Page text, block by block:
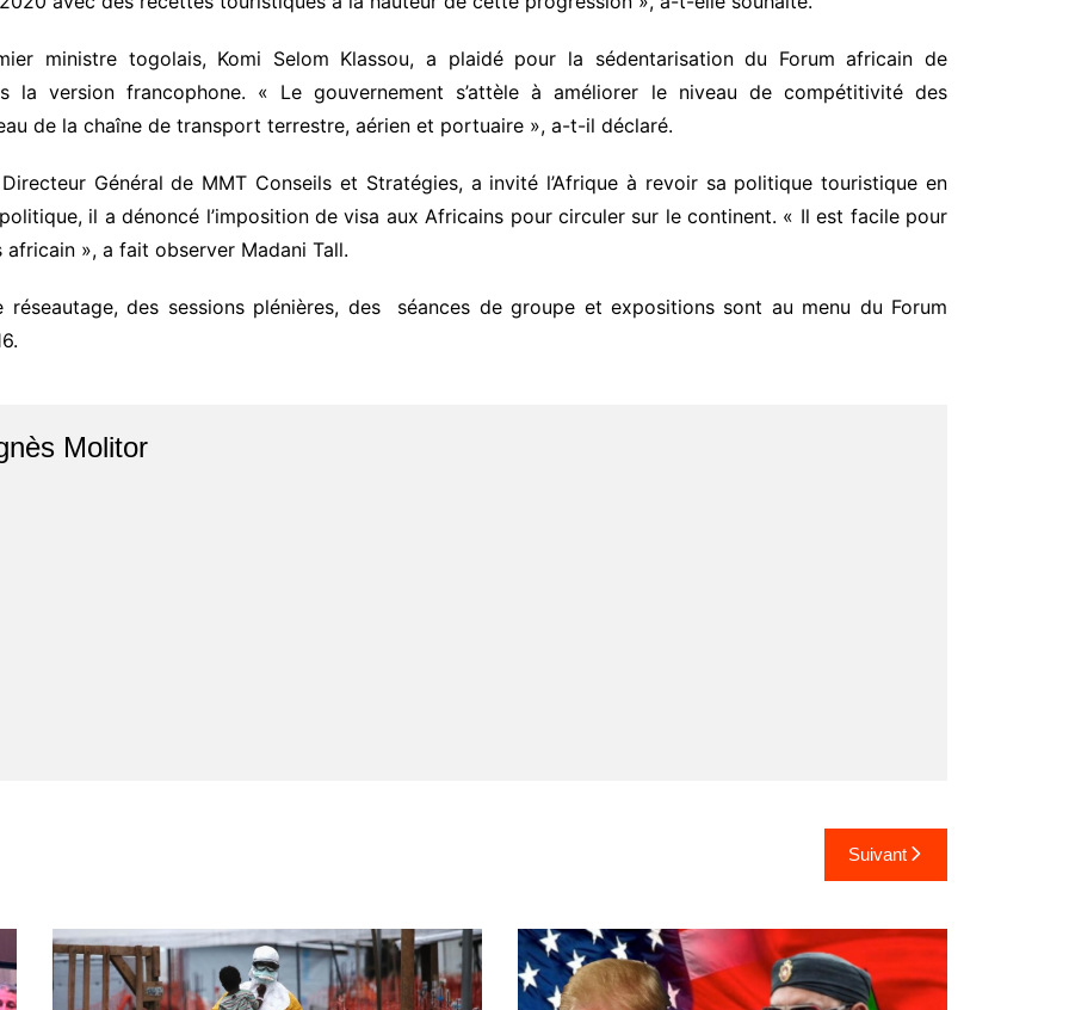
ministre togolais, Komi Selom Klassou, a plaidé pour la sédentarisation du Forum africain de
la version francophone. « Le gouvernement s’attèle à améliorer le niveau de compétitivité des
de la chaîne de transport terrestre, aérien et portuaire », a-t-il déclaré.
Général de MMT Conseils et Stratégies, a invité l’Afrique à revoir sa politique touristique en
il a dénoncé l’imposition de visa aux Africains pour circuler sur le continent. « Il est facile pour
africain », a fait observer Madani Tall.
des sessions plénières, des séances de groupe et expositions sont au menu du Forum
Molitor
Suivant